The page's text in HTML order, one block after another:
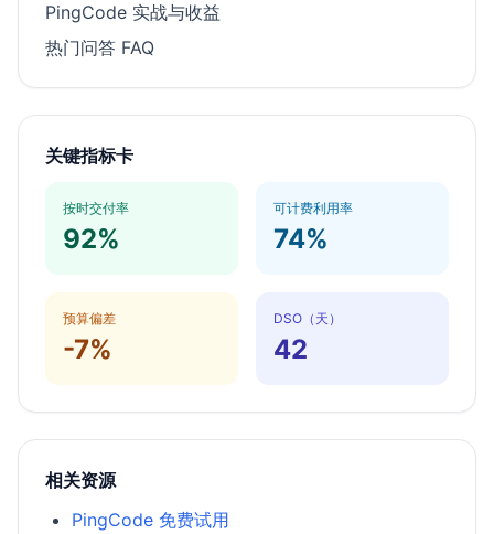
PingCode 实战与收益
热门问答 FAQ
关键指标卡
按时交付率
92%
可计费利用率
74%
预算偏差
-7%
DSO（天）
42
相关资源
PingCode 免费试用